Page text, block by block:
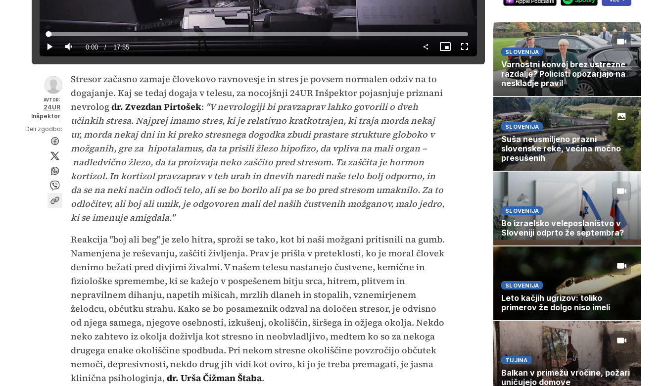
PredvajajTiho Current
Time
0:00 / Duration
17:55
Loaded:
0.92%
Slika
v
sliki
Celozaslonski
način
AVTOR:
24UR
Inšpektor
Deli zgodbo:
Stresor začasno zamaje človekovo ravnovesje in stres je povsem normalen odziv na to
dogajanje. Kaj se tedaj dogaja v telesu, za nocojšnji 24UR Inšpektor pojasnjuje priznani
nevrologdr. Zvezdan Pirtošek: "V nevrologiji bi pravzaprav lahko govorili o dveh
učinkih stresa. Najprej imamo stres, ki je relativno kratkotrajen, ki traja morda nekaj
ur, morda nekaj dni in ki preko stresnega dogodka zbudi prastare strukture globoko v
možganih, gre za hipotalamus, da ta prisili žlezo hipofizo, da vpliva na mali organ –
nadledvično žlezo, da ta proizvaja neko zaščito pred stresom. Ta zaščita je hormon
kortizol. In kortizol pravzaprav v teh urah in dnevih naredi naše telo bolj odporno, in
da se na neki način odloči telo, ali se bo borilo ali pa se bo pred stresom umaknilo. Za to
odločitev, ali boj ali umik, je odgovoren mali del naših čustvenih možganov, malo jedro,
ki se imenuje amigdala."
Reakcija ''boj ali beg'' je zelo hitra, sproži se tako, kot bi naši možgani pritisnili na gumb.
Namenjena je reševanju, zaščiti življenja. Prav je prišla v preteklosti, ko je moral človek
denimo bežati pred divjimi živalmi. V našem telesu nastanejo čustvene, kemične in
fiziološke spremembe, ki se kažejo v pospešenem bitju srca, hitrem, plitvem in
nepravilnem dihanju, napetih mišicah, mrzlih dlaneh in stopalih, vznemirjenem
želodcu, občutku strahu. Kako se bo posameznik odzval na določen stresor, je odvisno
od njega samega, njegove osebnosti, izkušenj, okoliščin, širšega in ožjega okolja. Nekdo
neko zahtevo iz okolja doživlja kot stresno in neobvladljivo, medtem ko so za nekoga
drugega enake okoliščine spodbuda. Pri nekom stresne okoliščine povzročijo občutek
nemoči, depresivnosti, nekdo drug jih vidi kot oviro, ki jo je treba premagati, je jasna
klinična psihologinja, dr. Urša Čižman Štaba.
SLOVENIJA
Varnostni konvoj brez ustrezne
razdalje? Policisti opozarjajo na
neskladje pravil
SLOVENIJA
Suša neusmiljeno prazni
slovenske reke, večina močno
presušenih
SLOVENIJA
Bo izraelsko veleposlaništvo v
Sloveniji odprto že septembra?
SLOVENIJA
Leto kačjih ugrizov: toliko
primerov že dolgo niso imeli
TUJINA
Balkan v primežu vročine, požari
uničujejo domove